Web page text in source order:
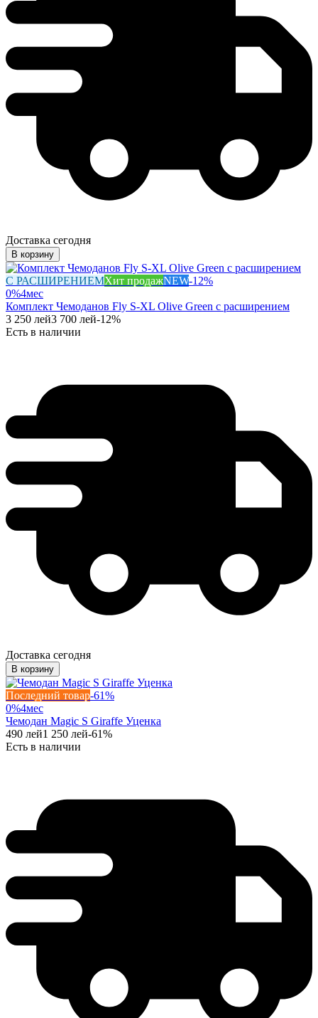
Доставка сегодня
В корзину
С РАСШИРЕНИЕМХит продажNEW-12%
0%4мес
Комплект Чемоданов Fly S-XL Olive Green с расширением
3 250 лей3 700 лей-12%
Есть в наличии
Доставка сегодня
В корзину
Последний товар-61%
0%4мес
Чемодан Magic S Giraffe Уценка
490 лей1 250 лей-61%
Есть в наличии